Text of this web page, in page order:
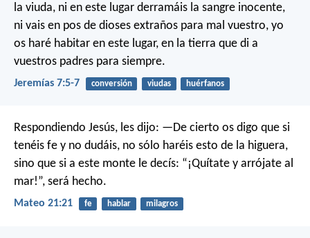
la viuda, ni en este lugar derramáis la sangre inocente,
ni vais en pos de dioses extraños para mal vuestro, yo
os haré habitar en este lugar, en la tierra que di a
vuestros padres para siempre.
Jeremías 7:5-7 conversión viudas huérfanos
Respondiendo Jesús, les dijo: —De cierto os digo que si
tenéis fe y no dudáis, no sólo haréis esto de la higuera,
sino que si a este monte le decís: “¡Quítate y arrójate al
mar!”, será hecho.
Mateo 21:21 fe hablar milagros